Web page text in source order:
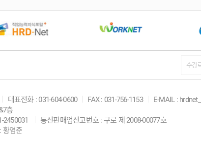
수강
대표전화 : 031-604-0600 FAX : 031-756-1153
E-MAIL :
층
2450031
통신판매업신고번호 : 구로 제 2008-00077호
황영준